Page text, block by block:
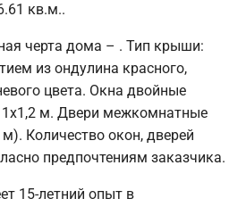
кв.м..
черта дома – . Тип крыши:
из ондулина красного,
цвета. Окна двойные
1x1,2 м. Двери межкомнатные
Количество окон, дверей
предпочтениям заказчика.
15-летний опыт в